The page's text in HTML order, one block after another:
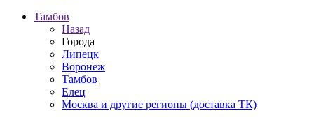
Тамбов
Назад
Города
Липецк
Воронеж
Тамбов
Елец
Москва и другие регионы (доставка ТК)